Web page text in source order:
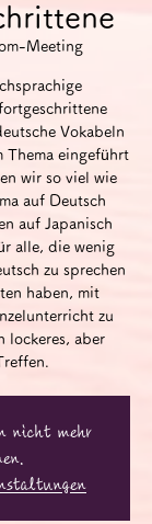
Meeting
Vokabeln
Thema eingeführt
wir so viel wie
auf Deutsch
auf Japanisch
alle, die wenig
zu sprechen
haben, mit
zu
lockeres, aber
nicht mehr